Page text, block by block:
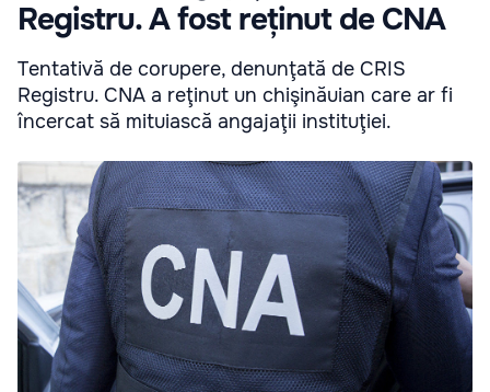
Registru. A fost reținut de CNA
Tentativă de corupere, denunţată de CRIS
Registru. CNA a reţinut un chişinăuian care ar fi
încercat să mituiască angajaţii instituţiei.